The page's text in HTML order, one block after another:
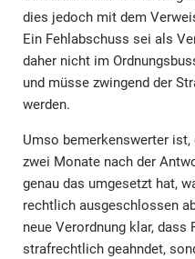
dies jedoch mit dem
Ein Fehlabschuss sei als
daher nicht im
und müsse zwingend der
werden.
Umso bemerkenswerter
zwei Monate nach der
genau das umgesetzt hat,
rechtlich ausgeschlossen
neue Verordnung klar,
strafrechtlich geahndet,